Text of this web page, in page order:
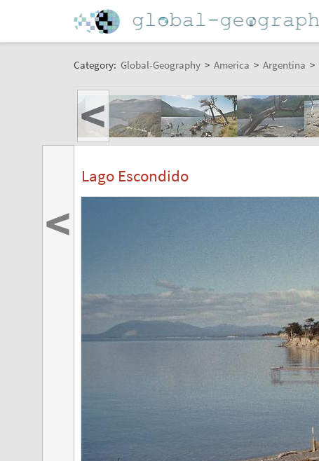
Category: Global-Geography > America > Argentina >
<
Lago Escondido
<